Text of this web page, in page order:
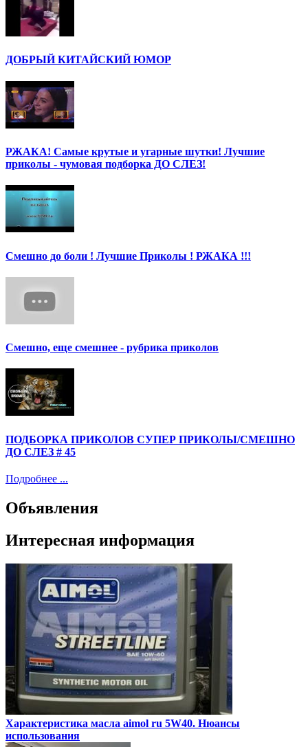
ДОБРЫЙ КИТАЙСКИЙ ЮМОР
РЖАКА! Самые крутые и угарные шутки! Лучшие
приколы - чумовая подборка ДО СЛЕЗ!
Смешно до боли ! Лучшие Приколы ! РЖАКА !!!
Смешно, еще смешнее - рубрика приколов
ПОДБОРКА ПРИКОЛОВ СУПЕР ПРИКОЛЫ/СМЕШНО
ДО СЛЕЗ # 45
Подробнее ...
Объявления
Интересная информация
Характеристика масла aimol ru 5W40. Нюансы
использования